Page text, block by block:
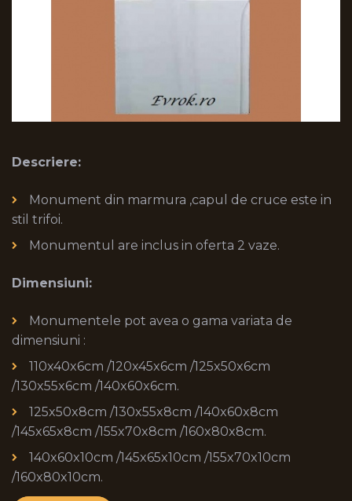
Descriere:
Monument din marmura ,capul de cruce este in
stil trifoi.
Monumentul are inclus in oferta 2 vaze.
Dimensiuni:
Monumentele pot avea o gama variata de
dimensiuni :
110x40x6cm /120x45x6cm /125x50x6cm
/130x55x6cm /140x60x6cm.
125x50x8cm /130x55x8cm /140x60x8cm
/145x65x8cm /155x70x8cm /160x80x8cm.
140x60x10cm /145x65x10cm /155x70x10cm
/160x80x10cm.